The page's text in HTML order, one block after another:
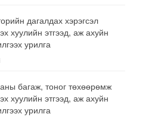
дагалдах хэрэгсэл
хуулийн этгээд, аж ахуйн
урилга
багаж, тоног төхөөрөмж
хуулийн этгээд, аж ахуйн
урилга